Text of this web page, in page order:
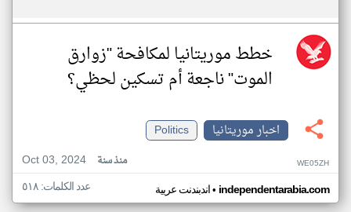
خطط موريتانيا لمكافحة "زوارق
الموت" ناجعة أم تسكين لحظي؟
اخبار موريتانيا
Politics
Oct 03, 2024
منذ سنة WE05ZH
اندبندنت عربية• independentarabia.com عدد الكلمات: ٥١٨